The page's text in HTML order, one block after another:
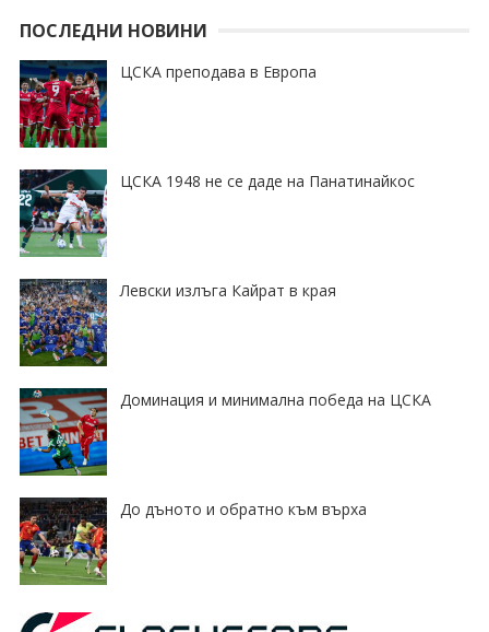
ПОСЛЕДНИ НОВИНИ
ЦСКА преподава в Европа
ЦСКА 1948 не се даде на Панатинайкос
Левски излъга Кайрат в края
Доминация и минимална победа на ЦСКА
До дъното и обратно към върха